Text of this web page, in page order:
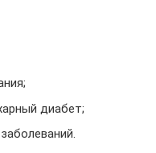
диабет;